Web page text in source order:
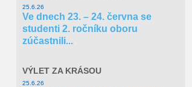
Cíl 3
Norské fondy
25.6.26
Ve dnech 23. – 24. června se
studenti 2. ročníku oboru
zúčastnili...
VÝLET ZA KRÁSOU
25.6.26